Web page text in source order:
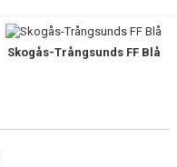
Skogås-Trångsunds FF Blå